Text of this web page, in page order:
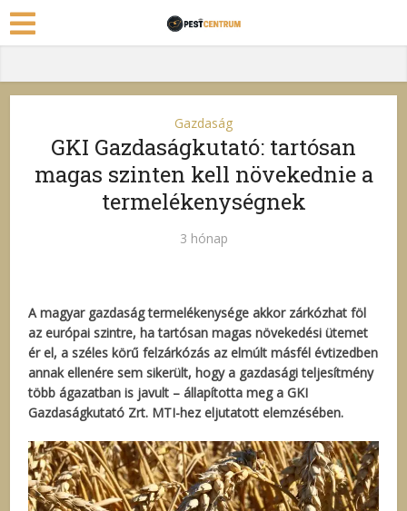
Gazdaság
GKI Gazdaságkutató: tartósan
magas szinten kell növekednie a
termelékenységnek
3 hónap
A magyar gazdaság termelékenysége akkor zárkózhat föl
az európai szintre, ha tartósan magas növekedési ütemet
ér el, a széles körű felzárkózás az elmúlt másfél évtizedben
annak ellenére sem sikerült, hogy a gazdasági teljesítmény
több ágazatban is javult – állapította meg a GKI
Gazdaságkutató Zrt. MTI-hez eljutatott elemzésében.